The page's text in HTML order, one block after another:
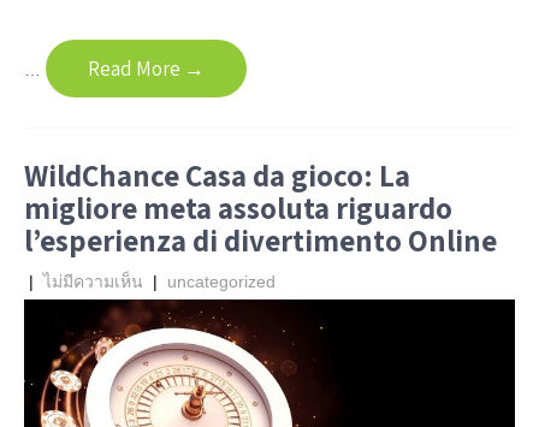
Read More →
WildChance Casa da gioco: La
migliore meta assoluta riguardo
l’esperienza di divertimento Online
|ไม่มีความเห็น | uncategorized